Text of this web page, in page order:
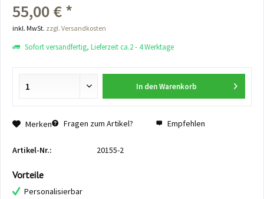
55,00 € *
inkl. MwSt. zzgl. Versandkosten
Sofort versandfertig, Lieferzeit ca.2 - 4 Werktage
In den Warenkorb
Merken Fragen zum Artikel? Empfehlen
Artikel-Nr.: 20155-2
Vorteile
Personalisierbar